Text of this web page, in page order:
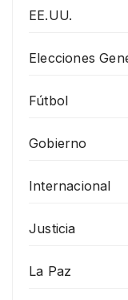
EE.UU.
Elecciones
Fútbol
Gobierno
Internacional
Justicia
La Paz